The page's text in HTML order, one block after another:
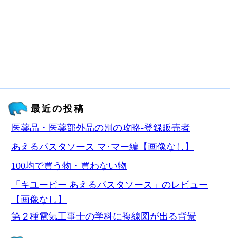
最近の投稿
医薬品・医薬部外品の別の攻略‐登録販売者
あえるパスタソース マ･マー編【画像なし】
100均で買う物・買わない物
「キユーピー あえるパスタソース」のレビュー
【画像なし】
第２種電気工事士の学科に複線図が出る背景